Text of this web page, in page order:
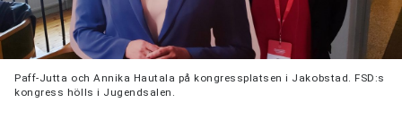
Paff-Jutta och Annika Hautala på kongressplatsen i Jakobstad. FSD:s
kongress hölls i Jugendsalen.